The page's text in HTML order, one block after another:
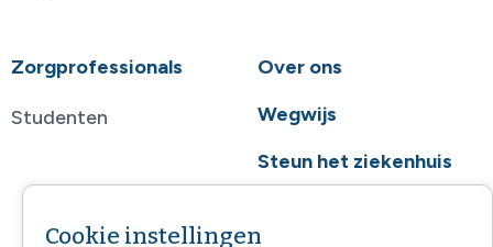
Zorgprofessionals
Studenten
Over ons
Wegwijs
Steun het ziekenhuis
Cookie instellingen